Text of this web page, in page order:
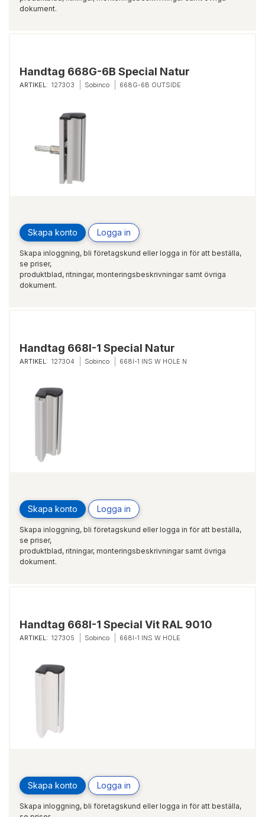
dokument.
Handtag 668G-6B Special Natur
ARTIKEL: 127303 Sobinco 668G-6B OUTSIDE
Skapa konto Logga in
Skapa inloggning, bli företagskund eller logga in för att beställa,
se priser,
produktblad, ritningar, monteringsbeskrivningar samt övriga
dokument.
Handtag 668I-1 Special Natur
ARTIKEL: 127304 Sobinco 668I-1 INS W HOLE N
Skapa konto Logga in
Skapa inloggning, bli företagskund eller logga in för att beställa,
se priser,
produktblad, ritningar, monteringsbeskrivningar samt övriga
dokument.
Handtag 668I-1 Special Vit RAL 9010
ARTIKEL: 127305 Sobinco 668I-1 INS W HOLE
Skapa konto Logga in
Skapa inloggning, bli företagskund eller logga in för att beställa,